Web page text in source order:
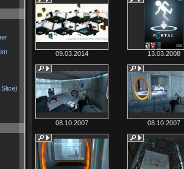
09.03.2014 13.03.2008
08.10.2007 08.10.2007